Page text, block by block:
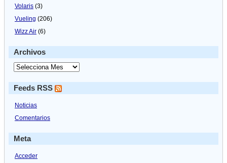
Volaris (3)
Vueling (206)
Wizz Air (6)
Archivos
Feeds RSS
Noticias
Comentarios
Meta
Acceder